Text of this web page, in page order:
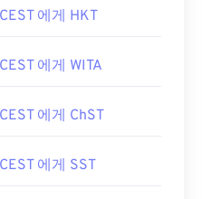
CEST 에게 HKT
CEST 에게 WITA
CEST 에게 ChST
CEST 에게 SST